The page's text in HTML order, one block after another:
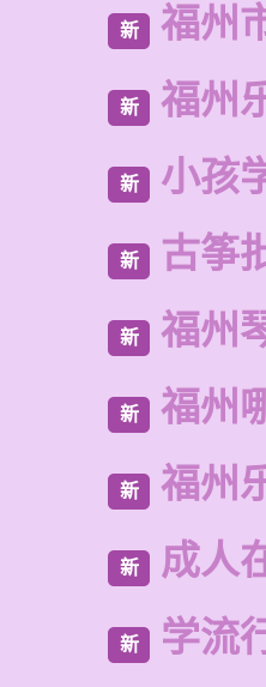
新 福州
新 福州
新 小孩
新 古筝
新 福州
新 福州
新 福州
新 成人
新 学流